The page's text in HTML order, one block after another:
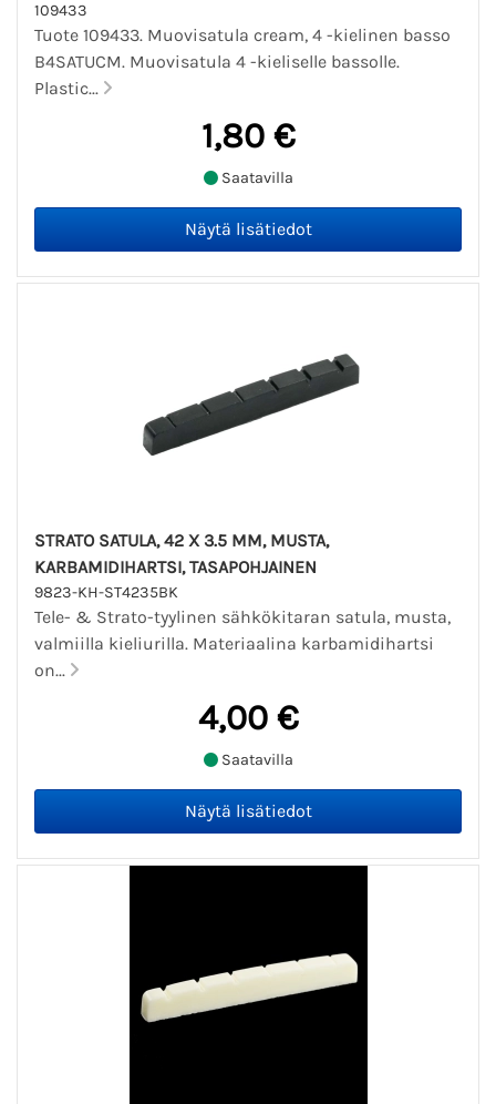
109433
Tuote 109433. Muovisatula cream, 4 -kielinen basso
B4SATUCM. Muovisatula 4 -kieliselle bassolle.
Plastic...
1,80 €
Saatavilla
STRATO SATULA, 42 X 3.5 MM, MUSTA,
KARBAMIDIHARTSI, TASAPOHJAINEN
9823-KH-ST4235BK
Tele- & Strato-tyylinen sähkökitaran satula, musta,
valmiilla kieliurilla. Materiaalina karbamidihartsi
on...
4,00 €
Saatavilla